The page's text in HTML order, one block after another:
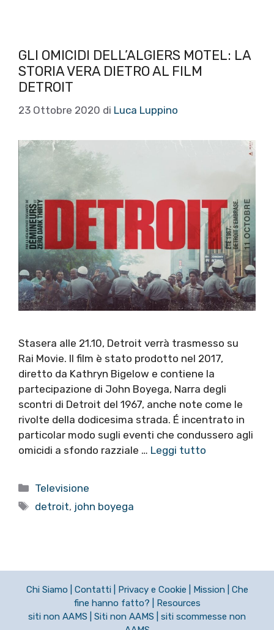
GLI OMICIDI DELL’ALGIERS MOTEL: LA
STORIA VERA DIETRO AL FILM
DETROIT
23 Ottobre 2020 di Luca Luppino
Stasera alle 21.10, Detroit verrà trasmesso su
Rai Movie. Il film è stato prodotto nel 2017,
diretto da Kathryn Bigelow e contiene la
partecipazione di John Boyega, Narra degli
scontri di Detroit del 1967, anche note come le
rivolte della dodicesima strada. É incentrato in
particolar modo sugli eventi che condussero agli
omicidi a sfondo razziale … Leggi tutto
Categorie
Televisione
Tag
detroit, john boyega
Chi Siamo Contatti Privacy e Cookie Mission
Che
fine hanno fatto?
Resources
siti non AAMS
Siti non AAMS
siti scommesse non